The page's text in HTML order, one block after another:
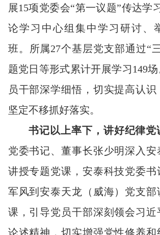
展15项党委会“第一议题”传达学
论学习中心组集中学习研讨、
班。所属27个基层党支部通过“
题党日等形式累计开展学习149
员干部深学细悟，切实提高认识
坚定不移抓好落实。
书记 以上率下 ， 讲好纪律党
党委书记、董事长张少明深入安
讲授专题党课，安泰科技党委书
军风到安泰天龙（威海）党支部
课，引导党员干部深刻领会习近
论述精神，切实增强党性修养和